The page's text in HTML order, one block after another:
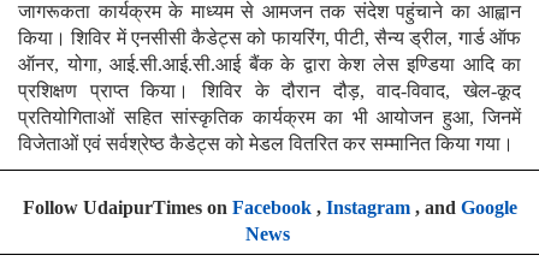
जागरूकता कार्यक्रम के माध्यम से आमजन तक संदेश पहुंचाने का आह्वान
किया। शिविर में एनसीसी कैडेट्स को फायरिंग, पीटी, सैन्य ड्रील, गार्ड ऑफ
ऑनर, योगा, आई.सी.आई.सी.आई बैंक के द्वारा केश लेस इण्डिया आदि का
प्रशिक्षण प्राप्त किया। शिविर के दौरान दौड़, वाद-विवाद, खेल-कूद
प्रतियोगिताओं सहित सांस्कृतिक कार्यक्रम का भी आयोजन हुआ, जिनमें
विजेताओं एवं सर्वश्रेष्ठ कैडेट्स को मेडल वितरित कर सम्मानित किया गया।
Follow UdaipurTimes on Facebook, Instagram, and Google
News